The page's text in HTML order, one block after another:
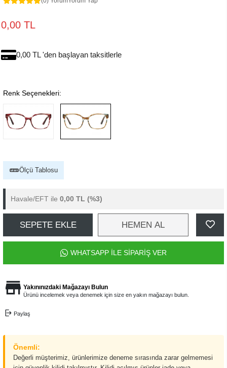
0,00 TL
0,00 TL 'den başlayan taksitlerle
Renk Seçenekleri:
Ölçü Tablosu
Havale/EFT ile 0,00 TL (%3)
SEPETE EKLE HEMEN AL
WHATSAPP İLE SİPARİŞ VER
Yakınınızdaki Mağazayı Bulun
Ürünü incelemek veya denemek için size en yakın mağazayı bulun.
Paylaş
Önemli:
Değerli müşterimiz, ürünlerimize deneme sırasında zarar gelmemesi